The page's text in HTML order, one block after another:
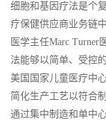
细胞和基因疗法是个
疗保健供应商业务链
医学主任Marc
法能够以简单、受控
美国国家儿童医疗中
简化生产工艺以符合
通过集中制造和单中